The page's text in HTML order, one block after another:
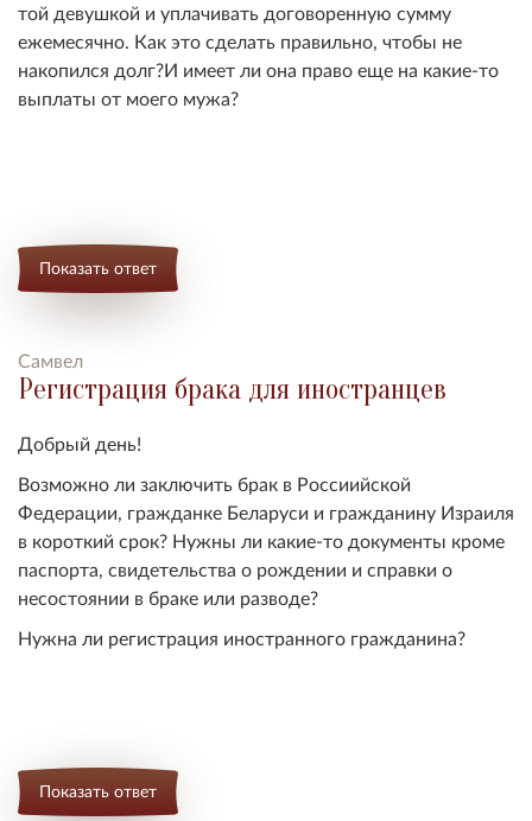
той девушкой и уплачивать договоренную сумму
ежемесячно. Как это сделать правильно, чтобы не
накопился долг?И имеет ли она право еще на какие-то
выплаты от моего мужа?
Показать ответ
Самвел
Регистрация брака для иностранцев
Добрый день!
Возможно ли заключить брак в Россиийской
Федерации, гражданке Беларуси и гражданину Израиля
в короткий срок? Нужны ли какие-то документы кроме
паспорта, свидетельства о рождении и справки о
несостоянии в браке или разводе?
Нужна ли регистрация иностранного гражданина?
Показать ответ